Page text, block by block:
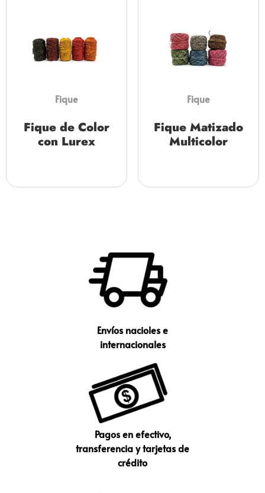
Fique
Fique de Color
con Lurex
Fique
Fique Matizado
Multicolor
Envíos nacioles e
internacionales
Pagos en efectivo,
transferencia y tarjetas de
crédito